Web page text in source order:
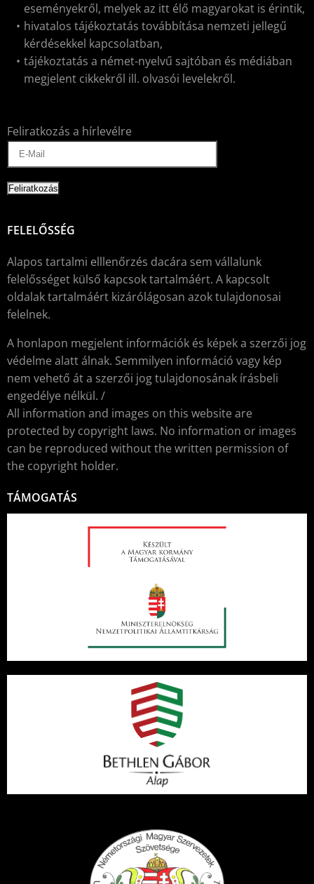
eseményekről, melyek az itt élő magyarokat is érintik,
hivatalos tájékoztatás továbbítása nemzeti jellegű
kérdésekkel kapcsolatban,
tájékoztatás a német-nyelvű sajtóban és médiában
megjelent cikkekről ill. olvasói levelekről.
Feliratkozás a hírlevélre
FELELŐSSÉG
Alapos tartalmi elllenőrzés dacára sem vállalunk
felelősséget külső kapcsok tartalmáért. A kapcsolt
oldalak tartalmáért kizárólágosan azok tulajdonosai
felelnek.
A honlapon megjelent információk és képek a szerzői jog
védelme alatt álnak. Semmilyen információ vagy kép
nem vehető át a szerzői jog tulajdonosának írásbeli
engedélye nélkül. /
All information and images on this website are
protected by copyright laws. No information or images
can be reproduced without the written permission of
the copyright holder.
TÁMOGATÁS